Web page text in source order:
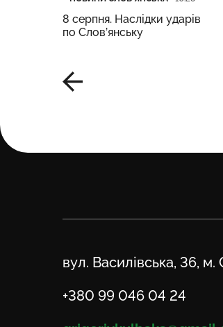
8 серпня. Наслідки ударів
по Слов’янську
Адреса
вул. Василівська, 36, м.
Телефон
+380 99 046 04 24